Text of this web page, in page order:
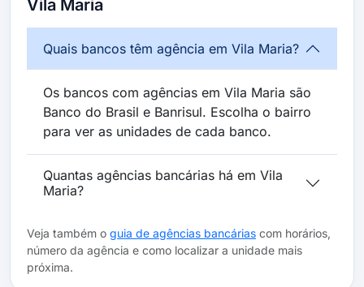
Vila Maria
Quais bancos têm agência em Vila Maria?
Os bancos com agências em Vila Maria são
Banco do Brasil e Banrisul. Escolha o bairro
para ver as unidades de cada banco.
Quantas agências bancárias há em Vila
Maria?
Veja também o guia de agências bancárias com horários,
número da agência e como localizar a unidade mais
próxima.